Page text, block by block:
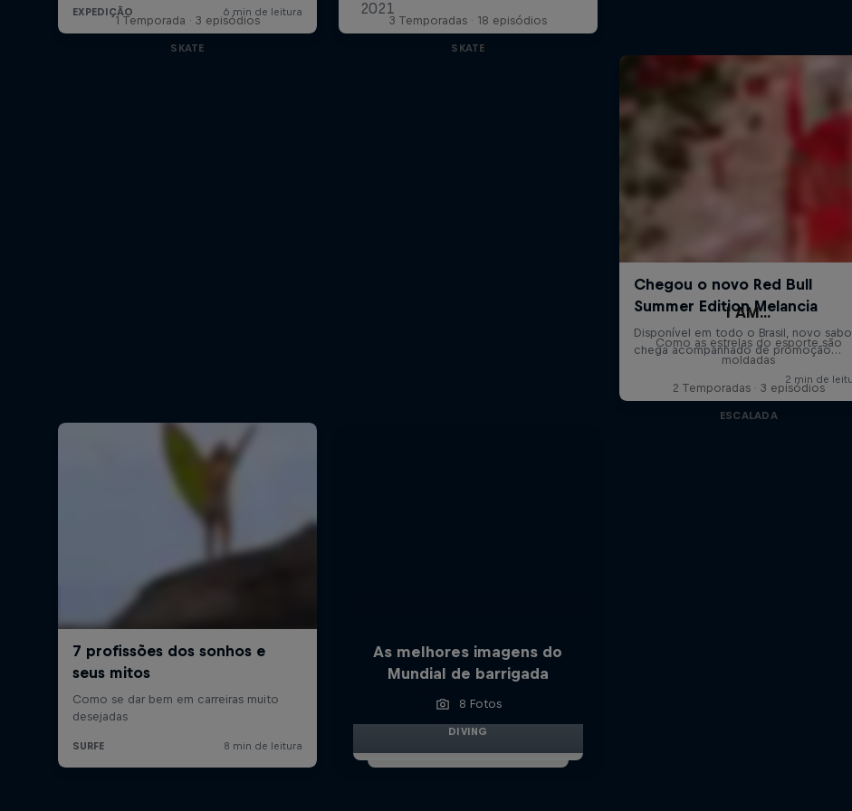
1 Temporada · 3 episódios
SKATE
3 Temporadas · 18 episódios
SKATE
As melhores imagens do
Mundial de barrigada
8 Fotos
DIVING
I AM...
Como as estrelas do esporte são
moldadas
2 Temporadas · 3 episódios
ESCALADA